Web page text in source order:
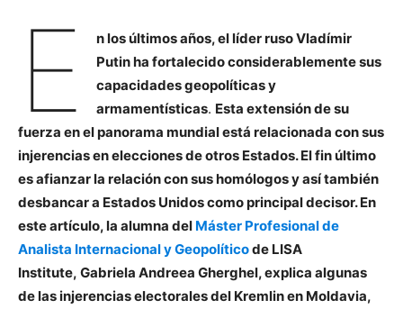
E
n los últimos años, el líder ruso Vladímir
Putin ha fortalecido considerablemente sus
capacidades geopolíticas y
armamentísticas. Esta extensión de su
fuerza en el panorama mundial está relacionada con sus
injerencias en elecciones de otros Estados. El fin último
es afianzar la relación con sus homólogos y así también
desbancar a Estados Unidos como principal decisor. En
este artículo, la alumna del Máster Profesional de
Analista Internacional y Geopolíticode LISA
Institute, Gabriela Andreea Gherghel, explica algunas
de las injerencias electorales del Kremlin en Moldavia,